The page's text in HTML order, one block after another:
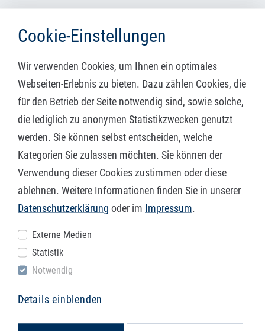
Was ist beim Laserschneiden von
Bei der Materialauswahl ist zu beachten, dass teilweise
zusätzliche Bearbeitungsschritte erforderlich sind, um zu
einem optimalen Ergebnis zu gelangen. Schneidgrate bzw.
Spannungen im Bauteil, welche durch die Laserbearbeitung
entstehen, können Sie in der Anfrage z.B. durch Entgraten
oderRichtenkorrigieren. Bitte berücksichtigen Sie bei
Materialien mit Schutzfolie, dass es durch die
Wärmeeinwirkung zu schwer entfernbaren
kann und sich die Folie an diesen Stellen schlecht lösen
lässt.
einzelnes Stahlblech für einen Prototyp benötigen, Sie
müssen immer die technisch bedingten Mindest- und
Cookie-Einstellungen
Wir verwenden Cookies, um Ihnen ein optimales
Webseiten-Erlebnis zu bieten. Dazu zählen Cookies, die
für den Betrieb der Seite notwendig sind, sowie solche,
die lediglich zu anonymen Statistikzwecken genutzt
werden. Sie können selbst entscheiden, welche
Kategorien Sie zulassen möchten. Sie können der
Verwendung dieser Cookies zustimmen oder diese
ablehnen. Weitere Informationen finden Sie in unserer
Datenschutzerklärung oder im Impressum
Externe Medien
Statistik
Notwendig
Details einblenden